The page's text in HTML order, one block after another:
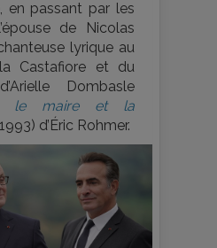
en passant par les
de Nicolas
lyrique au
Castafiore et du
Dombasle
le maire et la
d’Éric Rohmer.